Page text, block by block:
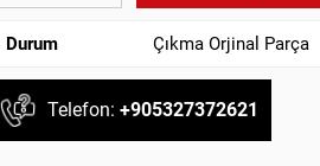
Durum Çıkma Orjinal Parça
Telefon: +905327372621